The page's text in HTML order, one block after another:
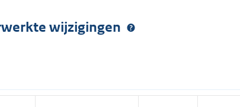
wijzigingen